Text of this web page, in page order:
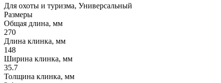
Для охоты и туризма, Универсальный
Размеры
Общая длина, мм
270
Длина клинка, мм
148
Ширина клинка, мм
35.7
Толщина клинка, мм